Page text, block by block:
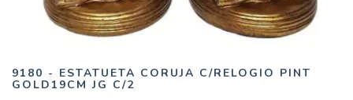
9180 - ESTATUETA CORUJA C/RELOGIO PINT
GOLD19CM JG C/2